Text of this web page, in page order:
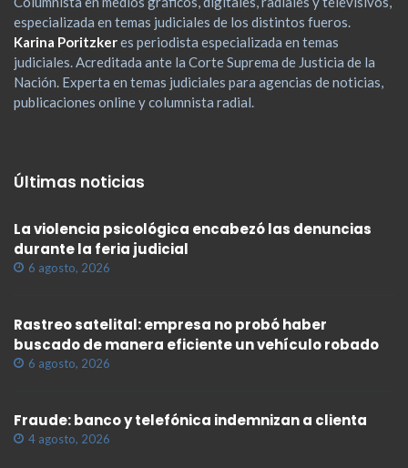
especializada en temas judiciales de los distintos fueros.
Karina Poritzkeres periodista especializada en temas
judiciales. Acreditada ante la Corte Suprema de Justicia de la
Nación. Experta en temas judiciales para agencias de noticias,
publicaciones online y columnista radial.
Últimas noticias
La violencia psicológica encabezó las denuncias
durante la feria judicial
6 agosto, 2026
Rastreo satelital: empresa no probó haber
buscado de manera eficiente un vehículo robado
6 agosto, 2026
Fraude: banco y telefónica indemnizan a clienta
4 agosto, 2026